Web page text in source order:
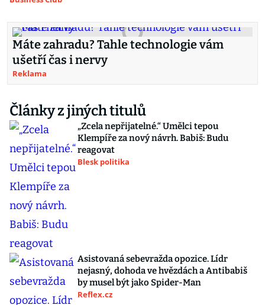
Máte zahradu? Tahle technologie vám
ušetří čas i nervy
Reklama
Články z jiných titulů
„Zcela nepřijatelné.“ Umělci tepou
Klempíře za nový návrh. Babiš: Budu
reagovat
Blesk politika
Asistovaná sebevražda opozice. Lídr
nejasný, dohoda ve hvězdách a Antibabiš
by musel být jako Spider-Man
Reflex.cz